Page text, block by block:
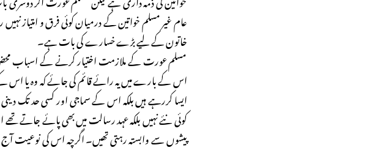
عام غیر مسلم خواتین کے درمیان کوئی فرق و امتیاز نہیں
خاتون کے لیے بڑے خسارے کی بات ہے۔
مسلم عورت کے ملازمت اختیار کرنے کے اسباب
اس کے بارے میں یہ رائے قائم کی جائے کہ وہ یا اس
ایسا کررہے ہیں بلکہ اس کے سماجی اور کسی حد تک
کوئی نئے نہیں بلکہ عہد رسالت میں بھی پائے جاتے تھے
پیشوں سے وابستہ رہتی تھیں۔ اگرچہ اس کی نوعیت